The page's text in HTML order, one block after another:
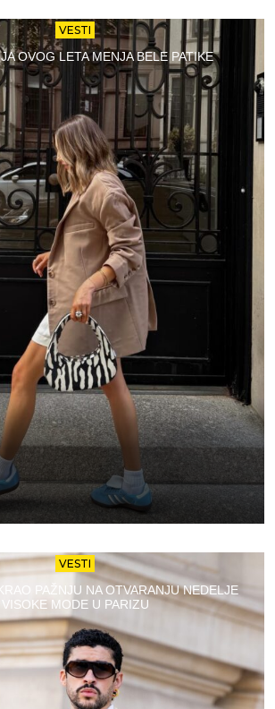
VESTI
OVOG LETA MENJA BELE PATIKE
VESTI
PAŽNJU NA OTVARANJU NEDELJE
VISOKE MODE U PARIZU